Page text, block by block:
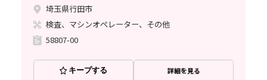
埼玉県行田市
検査、マシンオペレーター、その他
58807-00
キープする 詳細を見る